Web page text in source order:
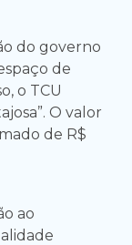
do governo
de
o TCU
O valor
de R$
ao